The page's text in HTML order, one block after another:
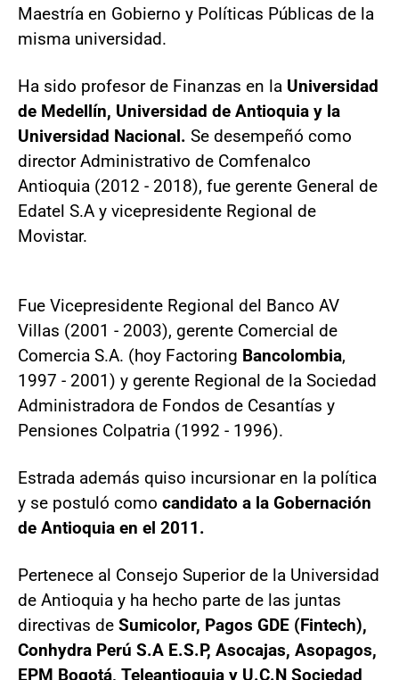
Maestría en Gobierno y Políticas Públicas de la
misma universidad.
Ha sido profesor de Finanzas en la Universidad
de Medellín, Universidad de Antioquia y la
Universidad Nacional. Se desempeñó como
director Administrativo de Comfenalco
Antioquia (2012 - 2018), fue gerente General de
Edatel S.A y vicepresidente Regional de
Movistar.
Fue Vicepresidente Regional del Banco AV
Villas (2001 - 2003), gerente Comercial de
Comercia S.A. (hoy Factoring Bancolombia,
1997 - 2001) y gerente Regional de la Sociedad
Administradora de Fondos de Cesantías y
Pensiones Colpatria (1992 - 1996).
Estrada además quiso incursionar en la política
y se postuló como candidato a la Gobernación
de Antioquia en el 2011.
Pertenece al Consejo Superior de la Universidad
de Antioquia y ha hecho parte de las juntas
directivas de Sumicolor, Pagos GDE (Fintech),
Conhydra Perú S.A E.S.P, Asocajas, Asopagos,
EPM Bogotá, Teleantioquia y U.C.N Sociedad